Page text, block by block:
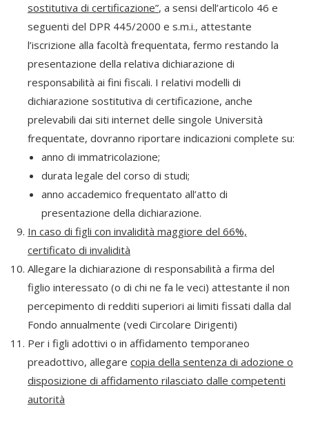
sostitutiva di certificazione”, a sensi dell’articolo 46 e
seguenti del DPR 445/2000 e s.m.i., attestante
l’iscrizione alla facoltà frequentata, fermo restando la
presentazione della relativa dichiarazione di
responsabilità ai fini fiscali. I relativi modelli di
dichiarazione sostitutiva di certificazione, anche
prelevabili dai siti internet delle singole Università
frequentate, dovranno riportare indicazioni complete su:
anno di immatricolazione;
durata legale del corso di studi;
anno accademico frequentato all’atto di
presentazione della dichiarazione.
In caso di figli con invalidità maggiore del 66%,
certificato di invalidità
Allegare la dichiarazione di responsabilità a firma del
figlio interessato (o di chi ne fa le veci) attestante il non
percepimento di redditi superiori ai limiti fissati dalla dal
Fondo annualmente (vedi Circolare Dirigenti)
Per i figli adottivi o in affidamento temporaneo
preadottivo, allegare copia della sentenza di adozione o
disposizione di affidamento rilasciato dalle competenti
autorità